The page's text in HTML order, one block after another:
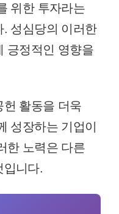
위한 투자라는
성심당의 이러한
긍정적인 영향을
활동을 더욱
성장하는 기업이
한 노력은 다른
입니다.